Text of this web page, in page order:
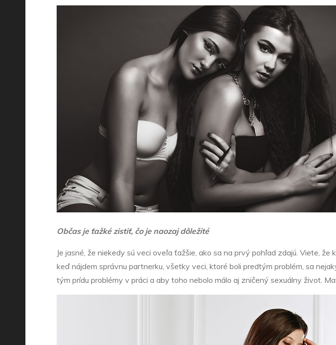
Občas je ťažké zistiť, čo je naozaj dôležité
Je jasné, že niekedy sú veci oveľa ťažšie, ako sa na prvý pohľad zdajú. Viete,
keď nájdem správnu partnerku, všetky veci, ktoré boli predtým problém, sa
tým prídu problémy v práci a aby toho nebolo málo aj zničený sexuálny život.